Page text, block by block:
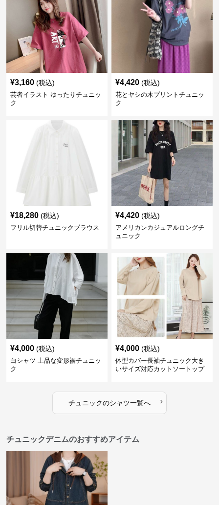
¥3,160 (税込)
芸者イラスト ゆったりチュニッ
ク
¥4,420 (税込)
花とヤシの木プリントチュニッ
ク
¥18,280 (税込)
フリル切替チュニックブラウス
¥4,420 (税込)
アメリカンカジュアルロングチ
ュニック
¥4,000 (税込)
白シャツ 上品な変形裾チュニッ
ク
¥4,000 (税込)
体型カバー長袖チュニック大き
いサイズ対応カットソートップ
チュニックのシャツ一覧へ ›
チュニックデニムのおすすめアイテム